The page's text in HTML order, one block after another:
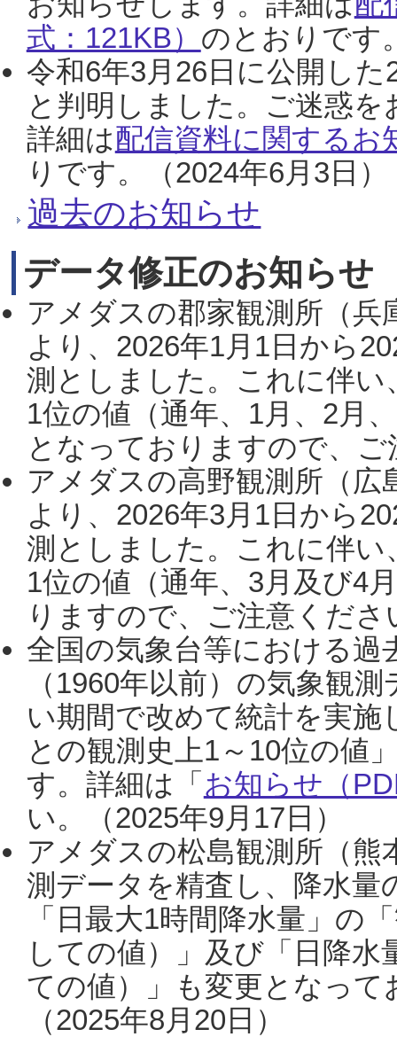
式：121KB） のとおりです
令和6年3月26日に公開し
と判明しました。ご迷惑
詳細は配信資料に関するお
りです。（2024年6月3日）
過去のお知らせ
データ修正のお知らせ
アメダスの郡家観測所（
より、2026年1月1日から
測としました。これに伴い
1位の値（通年、1月、2月
となっておりますので、
アメダスの高野観測所（
より、2026年3月1日から
測としました。これに伴い
1位の値（通年、3月及び4
りますので、ご注意くだ
全国の気象台等における過
（1960年以前）の気象観
い期間で改めて統計を実
との観測史上1～10位の値
す。詳細は「 お知らせ（
い。（2025年9月17日）
アメダスの松島観測所（熊
測データを精査し、降水
「日最大1時間降水量」の
しての値）」及び「日降
ての値）」も変更となっ
（2025年8月20日）